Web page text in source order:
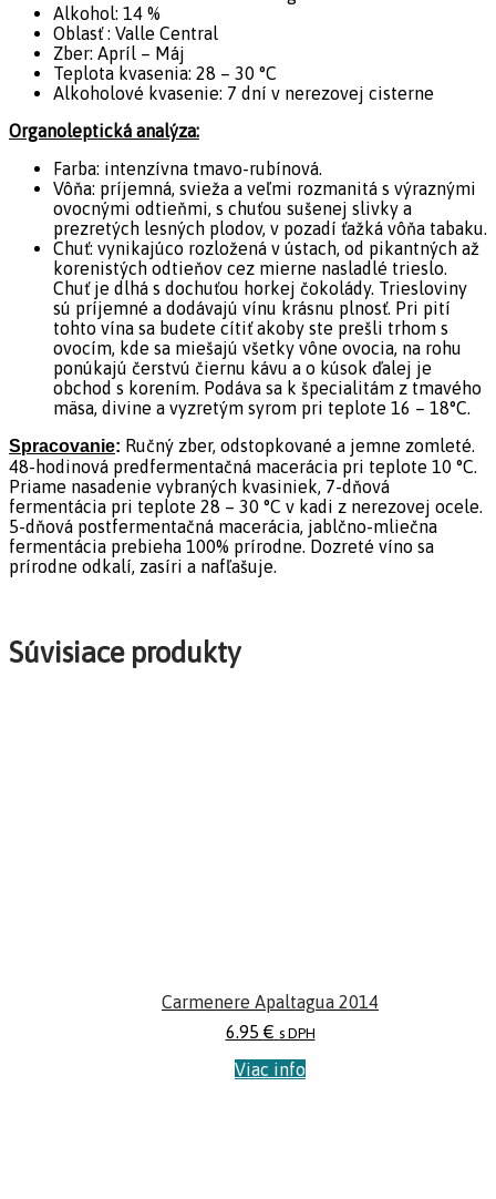
Alkohol: 14 %
Oblasť : Valle Central
Zber: Apríl – Máj
Teplota kvasenia: 28 – 30 °C
Alkoholové kvasenie: 7 dní v nerezovej cisterne
Organoleptická analýza:
Farba: intenzívna tmavo-rubínová.
Vôňa: príjemná, svieža a veľmi rozmanitá s výraznými
ovocnými odtieňmi, s chuťou sušenej slivky a
prezretých lesných plodov, v pozadí ťažká vôňa tabaku.
Chuť: vynikajúco rozložená v ústach, od pikantných až
korenistých odtieňov cez mierne nasladlé trieslo.
Chuť je dlhá s dochuťou horkej čokolády. Triesloviny
sú príjemné a dodávajú vínu krásnu plnosť. Pri pití
tohto vína sa budete cítiť akoby ste prešli trhom s
ovocím, kde sa miešajú všetky vône ovocia, na rohu
ponúkajú čerstvú čiernu kávu a o kúsok ďalej je
obchod s korením. Podáva sa k špecialitám z tmavého
mäsa, divine a vyzretým syrom pri teplote 16 – 18°C.
Spracovanie: Ručný zber, odstopkované a jemne zomleté.
48-hodinová predfermentačná macerácia pri teplote 10 °C.
Priame nasadenie vybraných kvasiniek, 7-dňová
fermentácia pri teplote 28 – 30 °C v kadi z nerezovej ocele.
5-dňová postfermentačná macerácia, jablčno-mliečna
fermentácia prebieha 100% prírodne. Dozreté víno sa
prírodne odkalí, zasíri a nafľašuje.
Súvisiace produkty
Carmenere Apaltagua 2014
6.95 € s DPH
Viac info